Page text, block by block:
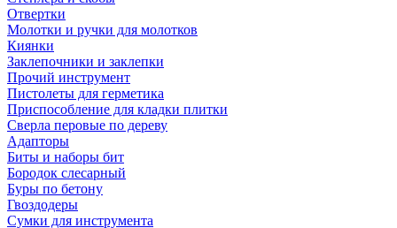
Отвертки
Молотки и ручки для молотков
Киянки
Заклепочники и заклепки
Прочий инструмент
Пистолеты для герметика
Приспособление для кладки плитки
Сверла перовые по дереву
Адапторы
Биты и наборы бит
Бородок слесарный
Буры по бетону
Гвоздодеры
Сумки для инструмента